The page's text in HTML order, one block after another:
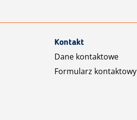
Kontakt
Dane kontaktowe
Formularz kontaktowy